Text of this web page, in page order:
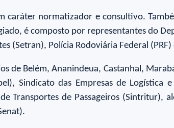
caráter normatizador e consultivo.
é composto por representantes do
(Setran), Polícia Rodoviária Federal
de Belém, Ananindeua, Castanhal,
Sindicato das Empresas de
Transportes de Passageiros (Sintritur),